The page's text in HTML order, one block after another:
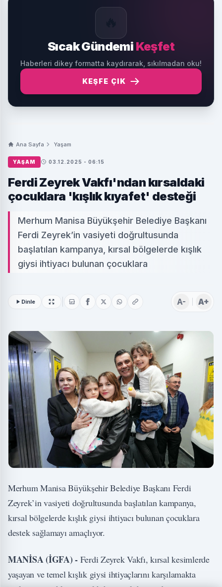
Sıcak Gündemi Keşfet
Haberleri dikey formatta kaydırarak, sıkılmadan oku!
KEŞFE ÇIK
Ana Sayfa Yaşam
YAŞAM 03.12.2025 - 06:15
Ferdi Zeyrek Vakfı'ndan kırsaldaki
çocuklara 'kışlık kıyafet' desteği
Merhum Manisa Büyükşehir Belediye Başkanı
Ferdi Zeyrek’in vasiyeti doğrultusunda
başlatılan kampanya, kırsal bölgelerde kışlık
giysi ihtiyacı bulunan çocuklara
Dinle A- A+
Merhum Manisa Büyükşehir Belediye Başkanı Ferdi
Zeyrek’in vasiyeti doğrultusunda başlatılan kampanya,
kırsal bölgelerde kışlık giysi ihtiyacı bulunan çocuklara
destek sağlamayı amaçlıyor.
MANİSA (İGFA) - Ferdi Zeyrek Vakfı, kırsal kesimlerde
yaşayan ve temel kışlık giysi ihtiyaçlarını karşılamakta